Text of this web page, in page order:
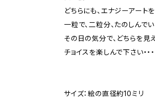
どちらにも、エナジーアート
一粒で、二粒分、たのしんで
その日の気分で、どちらを見
チョイスを楽しんで下さい・・・
サイズ：絵の直径約10ミリ